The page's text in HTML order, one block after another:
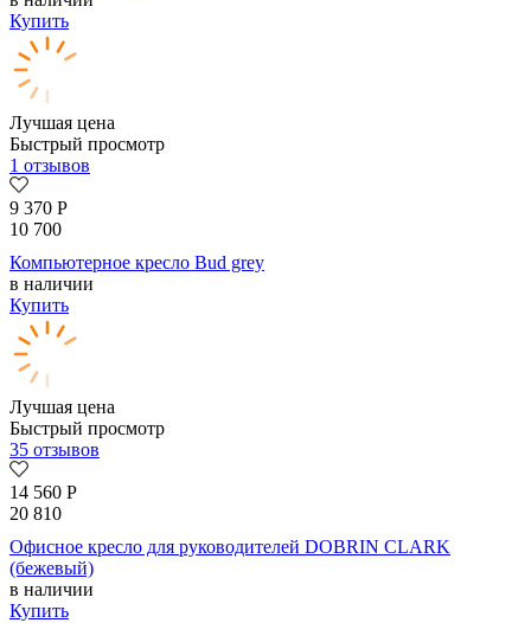
Купить
Лучшая цена
Быстрый просмотр
1 отзывов
9 370 Р
10 700
Компьютерное кресло Bud grey
в наличии
Купить
Лучшая цена
Быстрый просмотр
35 отзывов
14 560 Р
20 810
Офисное кресло для руководителей DOBRIN CLARK
(бежевый)
в наличии
Купить